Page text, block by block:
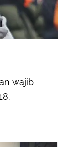
wajib